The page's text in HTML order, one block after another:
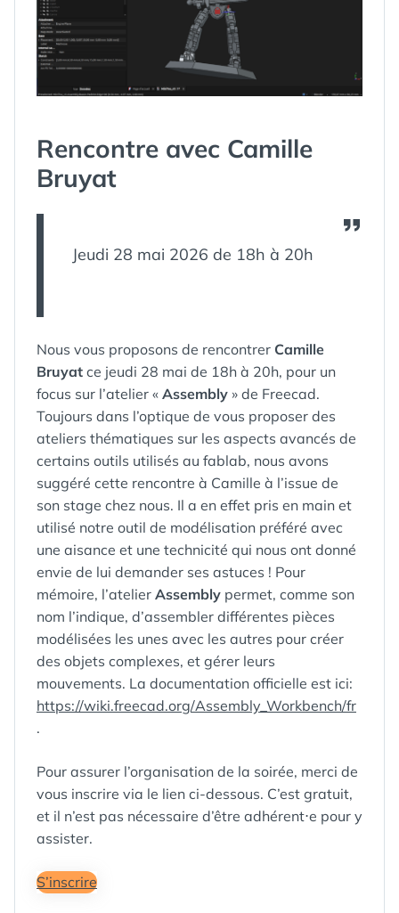
Rencontre avec Camille
Bruyat
Jeudi 28 mai 2026 de 18h à 20h
Nous vous proposons de rencontrer Camille
Bruyat ce jeudi 28 mai de 18h à 20h, pour un
focus sur l’atelier « Assembly » de Freecad.
Toujours dans l’optique de vous proposer des
ateliers thématiques sur les aspects avancés de
certains outils utilisés au fablab, nous avons
suggéré cette rencontre à Camille à l’issue de
son stage chez nous. Il a en effet pris en main et
utilisé notre outil de modélisation préféré avec
une aisance et une technicité qui nous ont donné
envie de lui demander ses astuces ! Pour
mémoire, l’atelier Assembly permet, comme son
nom l’indique, d’assembler différentes pièces
modélisées les unes avec les autres pour créer
des objets complexes, et gérer leurs
mouvements. La documentation officielle est ici:
https://wiki.freecad.org/Assembly_Workbench/fr
.
Pour assurer l’organisation de la soirée, merci de
vous inscrire via le lien ci-dessous. C’est gratuit,
et il n’est pas nécessaire d’être adhérent⋅e pour y
assister.
S’inscrire